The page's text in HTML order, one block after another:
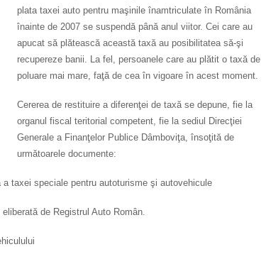
plata taxei auto pentru maşinile înamtriculate în România
înainte de 2007 se suspendă până anul viitor. Cei care au
apucat să plătească această taxă au posibilitatea să-şi
recupereze banii. La fel, persoanele care au plătit o taxă de
poluare mai mare, faţă de cea în vigoare în acest moment.
Cererea de restituire a diferenţei de taxă se depune, fie la
organul fiscal teritorial competent, fie la sediul Direcţiei
Generale a Finanţelor Publice Dâmboviţa, însoţită de
următoarele documente:
taxei speciale pentru autoturisme şi autovehicule
de Registrul Auto Român.